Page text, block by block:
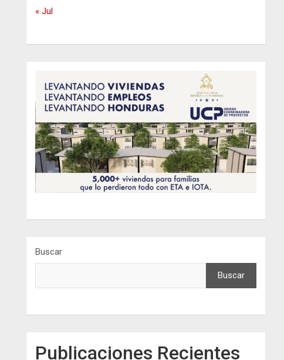
« Jul
Buscar
Buscar
Publicaciones Recientes